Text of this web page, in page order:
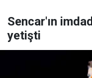
Sencar'ın
yetişti